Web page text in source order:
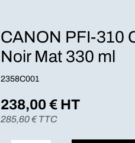
CANON PFI-310
Noir Mat 330 ml
2358C001
238,00€ HT
285,60€ TTC